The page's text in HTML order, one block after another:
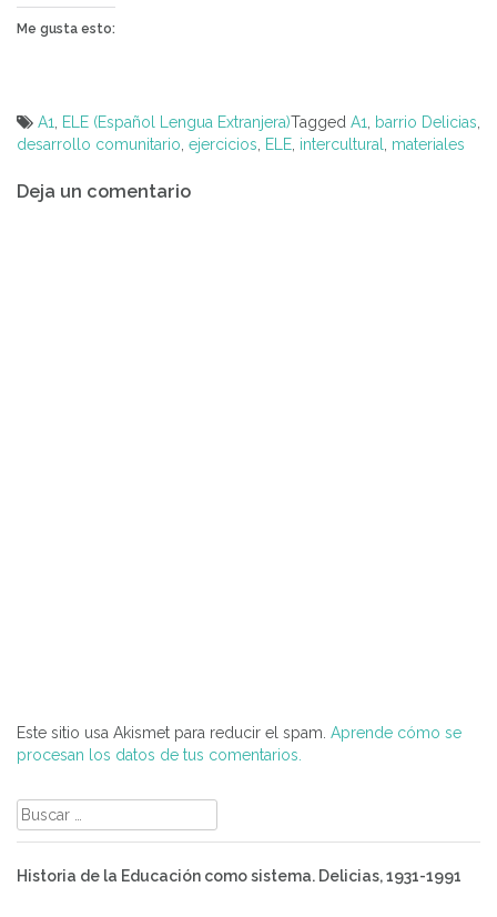
Me gusta esto:
A1, ELE (Español Lengua Extranjera)Tagged A1, barrio Delicias,
desarrollo comunitario, ejercicios, ELE, intercultural, materiales
de
Deja un comentario
Este sitio usa Akismet para reducir el spam. Aprende cómo se
procesan los datos de tus comentarios.
Buscar:
Historia de la Educación como sistema. Delicias, 1931-1991